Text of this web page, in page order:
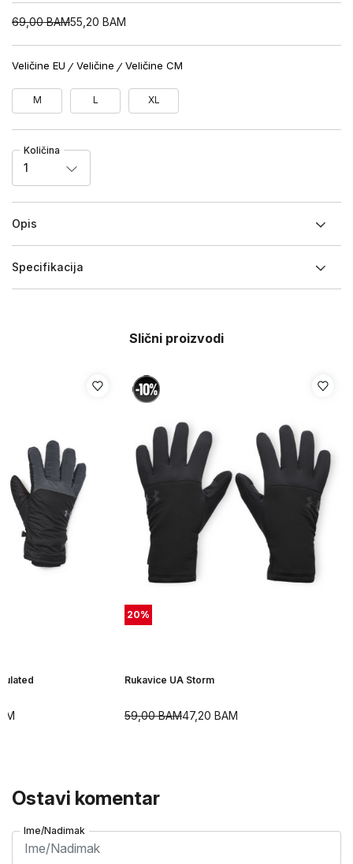
69,00 BAM55,20 BAM
Veličine EU Veličine Veličine CM
M L XL
Količina
1
Opis
Specifikacija
Slični proizvodi
20%
Rukavice UA Storm
47,20 BAM
59,00BAM
Ostavi komentar
Ime/Nadimak